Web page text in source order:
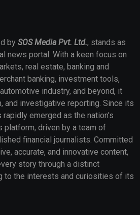
by SOS Media Pvt. Ltd., stands as
news portal. With a keen focus on
real estate, banking and
banking, investment tools,
industry, and beyond, it
and investigative reporting. Since its
rapidly emerged as the nation's
platform, driven by a team of
financial journalists. Committed
accurate, and innovative content,
story through a distinct
to the interests and curiosities of its